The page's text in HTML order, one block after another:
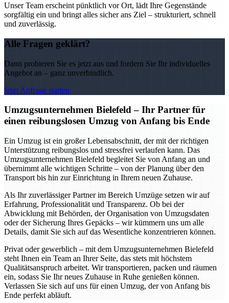
Unser Team erscheint pünktlich vor Ort, lädt Ihre Gegenstände
sorgfältig ein und bringt alles sicher ans Ziel – strukturiert, schnell
und zuverlässig.
Alle Fragen geklärt?
Dann probieren Sie es jetzt aus und fordern Sie Ihr individuelles
Angebot an – ganz unverbindlich.
Jetzt Anfrage starten
Umzugsunternehmen Bielefeld – Ihr Partner für
einen reibungslosen Umzug von Anfang bis Ende
Ein Umzug ist ein großer Lebensabschnitt, der mit der richtigen
Unterstützung reibungslos und stressfrei verlaufen kann. Das
Umzugsunternehmen Bielefeld begleitet Sie von Anfang an und
übernimmt alle wichtigen Schritte – von der Planung über den
Transport bis hin zur Einrichtung in Ihrem neuen Zuhause.
Als Ihr zuverlässiger Partner im Bereich Umzüge setzen wir auf
Erfahrung, Professionalität und Transparenz. Ob bei der
Abwicklung mit Behörden, der Organisation von Umzugsdaten
oder der Sicherung Ihres Gepäcks – wir kümmern uns um alle
Details, damit Sie sich auf das Wesentliche konzentrieren können.
Privat oder gewerblich – mit dem Umzugsunternehmen Bielefeld
steht Ihnen ein Team an Ihrer Seite, das stets mit höchstem
Qualitätsanspruch arbeitet. Wir transportieren, packen und räumen
ein, sodass Sie Ihr neues Zuhause in Ruhe genießen können.
Verlassen Sie sich auf uns für einen Umzug, der von Anfang bis
Ende perfekt abläuft.